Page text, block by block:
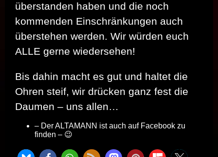
überstanden haben und die noch
kommenden Einschränkungen auch
überstehen werden. Wir würden euch
ALLE gerne wiedersehen!
Bis dahin macht es gut und haltet die
Ohren steif, wir drücken ganz fest die
Daumen – uns allen…
– Der ALTAMANN ist auch auf Facebook zu
finden – 😉